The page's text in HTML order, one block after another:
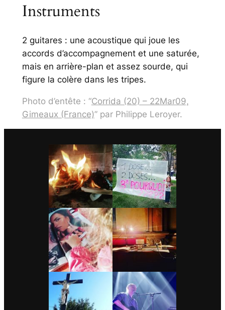
Instruments
2 guitares : une acoustique qui joue les
accords d’accompagnement et une saturée,
mais en arrière-plan et assez sourde, qui
figure la colère dans les tripes.
Photo d’entête : “Corrida (20) – 22Mar09,
Gimeaux (France)” par Philippe Leroyer.